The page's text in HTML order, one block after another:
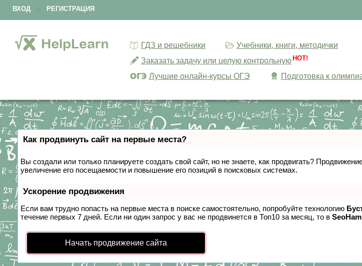
ВХОД РЕГИСТРАЦИЯ
ГДЗ и решебники
Учебники, книги, методички
Заказать задачу или целую контрольную HOT!
Лучшие онлайн-курсы ОГЭ Подготовка к
Как продвинуть сайт на первые места?
Вы создали или только планируете создать свой сайт, но не знаете, как продвигать?
увеличение его посещаемости и повышение его позиций в поисковых системах.
Ускорение продвижения
Если вам трудно попасть на первые места в поиске самостоятельно, попробуйте технологию
течение первых 7 дней. Если ни один запрос у вас не продвинется в Топ10 за месяц, то в
Начать продвижение сайта